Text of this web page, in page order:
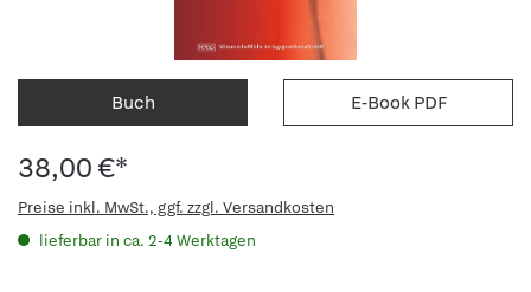
Buch E-Book PDF
38,00 €*
Preise inkl. MwSt., ggf. zzgl. Versandkosten
lieferbar in ca. 2-4 Werktagen